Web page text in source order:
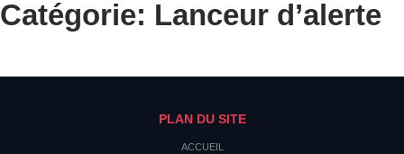
Catégorie: Lanceur d’alerte
PLAN DU SITE
ACCUEIL